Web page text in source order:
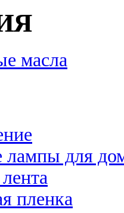
масла
лампы для
пленка